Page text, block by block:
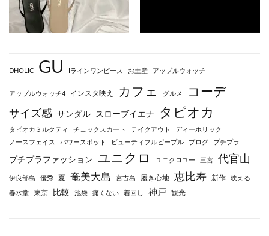
DHOLIC GU Iラインワンピース お土産 アップルウォッチ
アップルウォッチ4 インスタ映え カフェ グルメ コーデ
サイズ感 サンダル スローブイエナ タピオカ
タピオカミルクティ チェックスカート テイクアウト
ディーホリック
ノースフェイス
パワースポット ビューティフルピープル ブログ プチプラ
プチプラファッション ユニクロ ユニクロユー 三宮 代官山
伊良部島 優秀 夏 奄美大島 宮古島 履き心地 恵比寿 新作 映える
春水堂 東京 比較 池袋 痛くない 着回し 神戸 観光